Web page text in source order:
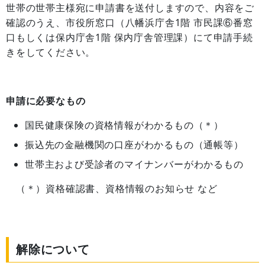
世帯の世帯主様宛に申請書を送付しますので、内容をご
確認のうえ、市役所窓口（八幡浜庁舎1階 市民課⑥番窓
口もしくは保内庁舎1階 保内庁舎管理課）にて申請手続
きをしてください。
申請に必要なもの
国民健康保険の資格情報がわかるもの（＊）
振込先の金融機関の口座がわかるもの（通帳等）
世帯主および受診者のマイナンバーがわかるもの
（＊）資格確認書、資格情報のお知らせ など
解除について